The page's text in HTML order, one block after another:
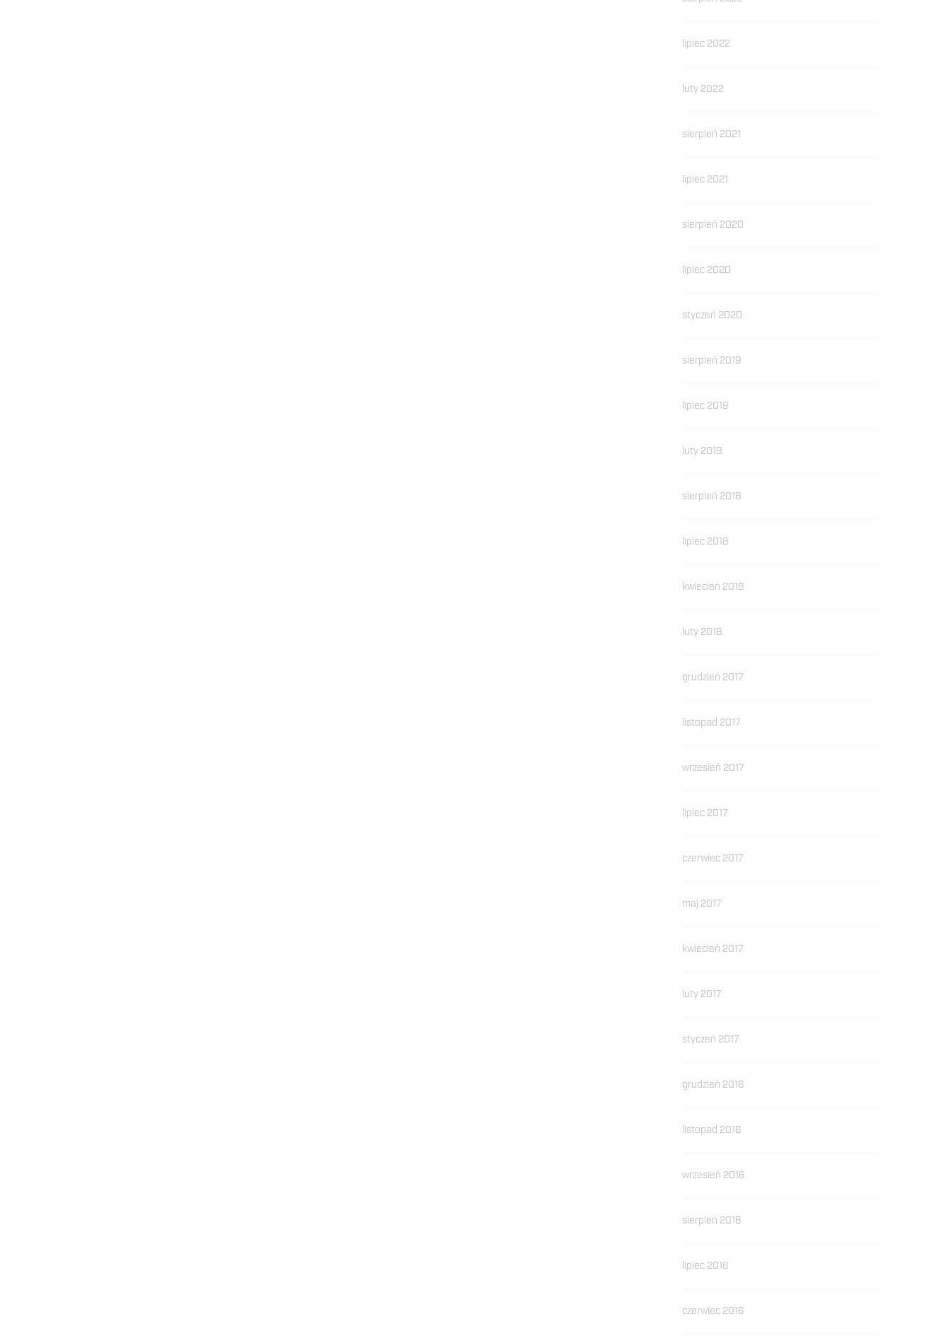
lipiec 2022
luty 2022
sierpień 2021
lipiec 2021
sierpień 2020
lipiec 2020
styczeń 2020
sierpień 2019
lipiec 2019
luty 2019
sierpień 2018
lipiec 2018
kwiecień 2018
luty 2018
grudzień 2017
listopad 2017
wrzesień 2017
lipiec 2017
czerwiec 2017
maj 2017
kwiecień 2017
luty 2017
styczeń 2017
grudzień 2016
listopad 2016
wrzesień 2016
sierpień 2016
lipiec 2016
czerwiec 2016